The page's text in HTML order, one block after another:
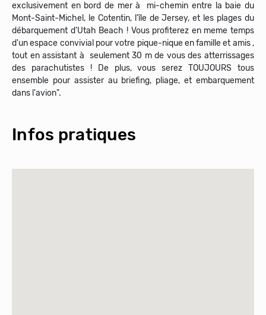
exclusivement en bord de mer à mi-chemin entre la baie du
Mont-Saint-Michel, le Cotentin, l'île de Jersey, et les plages du
débarquement d'Utah Beach ! Vous profiterez en meme temps
d'un espace convivial pour votre pique-nique en famille et amis ,
tout en assistant à seulement 30 m de vous des atterrissages
des parachutistes ! De plus, vous serez TOUJOURS tous
ensemble pour assister au briefing, pliage, et embarquement
dans l'avion".
Infos pratiques